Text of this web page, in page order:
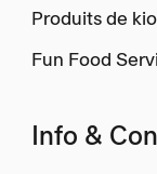
Produits de
Fun Food
Info &